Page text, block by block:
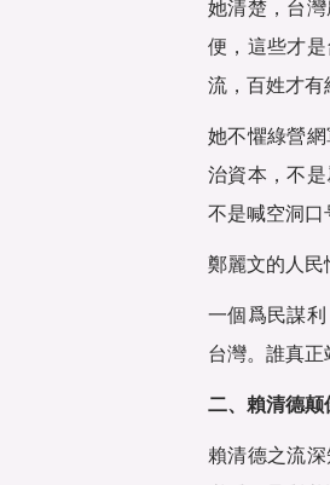
她清楚，台
便，這些才
流，百姓才有
她不懼綠營
治資本，不
不是喊空洞口
鄭麗文的人民
一個爲民謀
台灣。誰真正
二、賴清德
賴清德之流